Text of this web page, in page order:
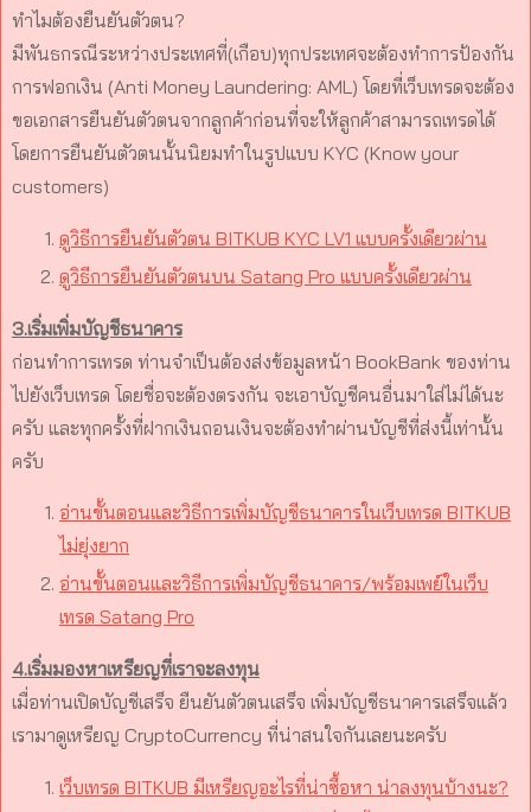
ทำไมต้องยืนยันตัวตน?
มีพันธกรณีระหว่างประเทศที่(เกือบ)ทุกประเทศจะต้องทำการป้องกัน
การฟอกเงิน (Anti Money Laundering: AML) โดยที่เว็บเทรดจะต้อง
ขอเอกสารยืนยันตัวตนจากลูกค้าก่อนที่จะให้ลูกค้าสามารถเทรดได้
โดยการยืนยันตัวตนนั้นนิยมทำในรูปแบบ KYC (Know your
customers)
ดูวิธีการยืนยันตัวตน BITKUB KYC LV1 แบบครั้งเดียวผ่าน
ดูวิธีการยืนยันตัวตนบน Satang Pro แบบครั้งเดียวผ่าน
3.เริ่มเพิ่มบัญชีธนาคาร
ก่อนทำการเทรด ท่านจำเป็นต้องส่งข้อมูลหน้า BookBank ของท่าน
ไปยังเว็บเทรด โดยชื่อจะต้องตรงกัน จะเอาบัญชีคนอื่นมาใส่ไม่ได้นะ
ครับ และทุกครั้งที่ฝากเงินถอนเงินจะต้องทำผ่านบัญชีที่ส่งนี้เท่านั้น
ครับ
อ่านขั้นตอนและวิธีการเพิ่มบัญชีธนาคารในเว็บเทรด BITKUB
ไม่ยุ่งยาก
อ่านขั้นตอนและวิธีการเพิ่มบัญชีธนาคาร/พร้อมเพย์ในเว็บ
เทรด Satang Pro
4.เริ่มมองหาเหรียญที่เราจะลงทุน
เมื่อท่านเปิดบัญชีเสร็จ ยืนยันตัวตนเสร็จ เพิ่มบัญชีธนาคารเสร็จแล้ว
เรามาดูเหรียญ CryptoCurrency ที่น่าสนใจกันเลยนะครับ
เว็บเทรด BITKUB มีเหรียญอะไรที่น่าซื้อหา น่าลงทุนบ้างนะ?